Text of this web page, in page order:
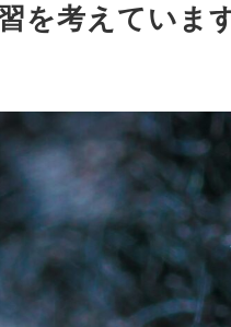
を考えていま